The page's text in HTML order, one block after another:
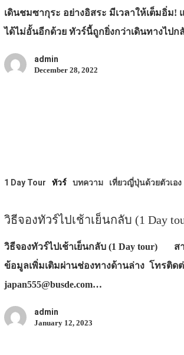
เดินชมซากุระ อย่างอิสระ มีเวลาให้เต็มอิ่ม
ได้ไม่อั้นอีกด้วย ทัวร์นี้ถูกยิ่งกว่าเดินทางไปก
admin
December 28, 2022
1 Day Tour ทัวร์ บทความ เที่ยวญี่ปุ่นด้วยตัวเอง
วิธีจองทัวร์ไปเช้าเย็นกลับ (1 Day
วิธีจองทัวร์ไปเช้าเย็นกลับ (1 Day tour) ส
ข้อมูลเพิ่มเติมผ่านช่องทางด้านล่าง โทรติดต่
japan555@busde.com…
admin
January 12, 2023